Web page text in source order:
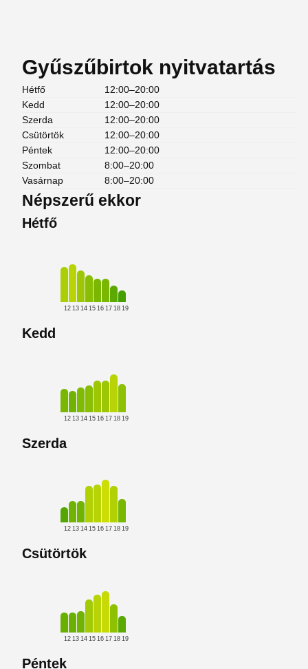
Gyűszűbirtok nyitvatartás
Hétfő
12:00–20:00
Kedd
12:00–20:00
Szerda
12:00–20:00
Csütörtök
12:00–20:00
Péntek
12:00–20:00
Szombat
8:00–20:00
Vasárnap
8:00–20:00
Népszerű ekkor
Hétfő
12 13 14 15 16 17 18 19
Kedd
12 13 14 15 16 17 18 19
Szerda
12 13 14 15 16 17 18 19
Csütörtök
12 13 14 15 16 17 18 19
Péntek